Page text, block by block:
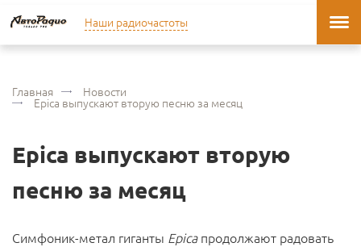
Наши радиочастоты
Главная Новости
Epica выпускают вторую песню за месяц
Epica выпускают вторую
песню за месяц
Симфоник-метал гиганты Epicaпродолжают радовать